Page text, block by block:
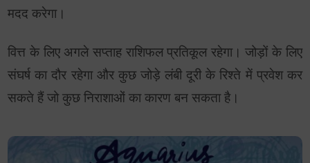
मदद करेगा।
वित्त के लिए अगले सप्ताह राशिफल प्रतिकूल रहेगा। जोड़ों के लिए
संघर्ष का दौर रहेगा और कुछ जोड़े लंबी दूरी के रिश्ते में प्रवेश कर
सकते हैं जो कुछ निराशाओं का कारण बन सकता है।